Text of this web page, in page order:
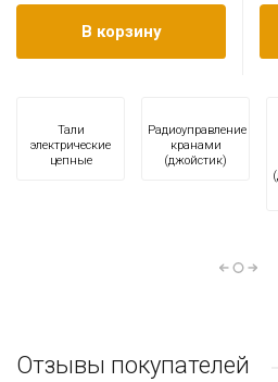
В корзину
Тали
электрические
цепные
Радиоуправление
кранами
(джойстик)
Отзывы покупателей